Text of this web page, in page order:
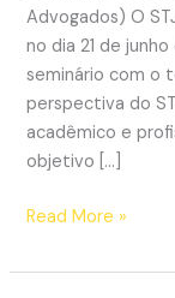
Advogados) O
no dia 21 de
seminário com o
perspectiva do
acadêmico e
objetivo […]
STJ
evento
Read More »